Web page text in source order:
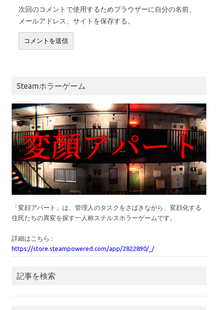
次回のコメントで使用するためブラウザーに自分の名前、
メールアドレス、サイトを保存する。
Steamホラーゲーム
「変顔アパート」は、管理人のタスクをさばきながら、変顔化する
住民たちの異変を探す一人称ステルスホラーゲームです。
詳細はこちら :
https://store.steampowered.com/app/2822890/_/
記事を検索